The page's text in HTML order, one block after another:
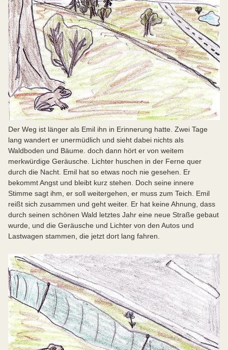
Der Weg ist länger als Emil ihn in Erinnerung hatte. Zwei Tage
lang wandert er unermüdlich und sieht dabei nichts als
Waldboden und Bäume. doch dann hört er von weitem
merkwürdige Geräusche. Lichter huschen in der Ferne quer
durch die Nacht. Emil hat so etwas noch nie gesehen. Er
bekommt Angst und bleibt kurz stehen. Doch seine innere
Stimme sagt ihm, er soll weitergehen, er muss zum Teich. Emil
reißt sich zusammen und geht weiter. Er hat keine Ahnung, dass
durch seinen schönen Wald letztes Jahr eine neue Straße gebaut
wurde, und die Geräusche und Lichter von den Autos und
Lastwagen stammen, die jetzt dort lang fahren.